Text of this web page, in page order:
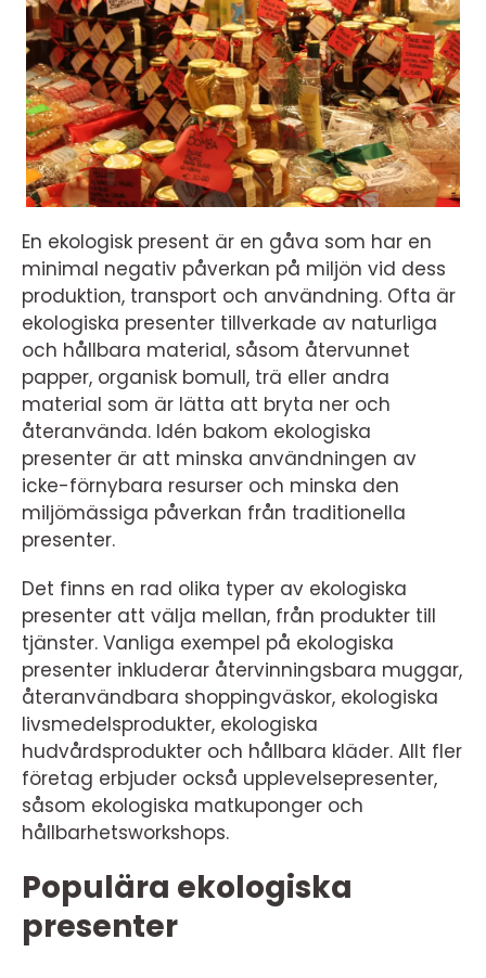
En ekologisk present är en gåva som har en
minimal negativ påverkan på miljön vid dess
produktion, transport och användning. Ofta är
ekologiska presenter tillverkade av naturliga
och hållbara material, såsom återvunnet
papper, organisk bomull, trä eller andra
material som är lätta att bryta ner och
återanvända. Idén bakom ekologiska
presenter är att minska användningen av
icke-förnybara resurser och minska den
miljömässiga påverkan från traditionella
presenter.
Det finns en rad olika typer av ekologiska
presenter att välja mellan, från produkter till
tjänster. Vanliga exempel på ekologiska
presenter inkluderar återvinningsbara muggar,
återanvändbara shoppingväskor, ekologiska
livsmedelsprodukter, ekologiska
hudvårdsprodukter och hållbara kläder. Allt fler
företag erbjuder också upplevelsepresenter,
såsom ekologiska matkuponger och
hållbarhetsworkshops.
Populära ekologiska
presenter